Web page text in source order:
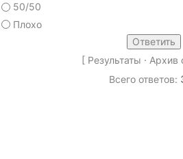
50/50
Плохо
[ Результаты · Архив
Всего ответов: